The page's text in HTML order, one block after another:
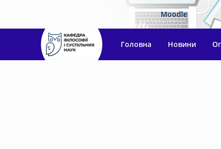
Moodle
Головна Новини